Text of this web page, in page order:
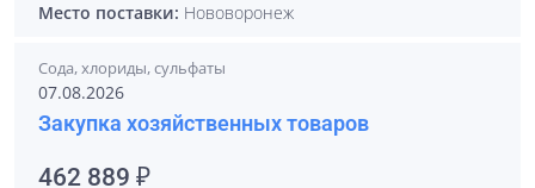
Место поставки: Нововоронеж
Сода, хлориды, сульфаты
07.08.2026
Закупка хозяйственных товаров
462 889 ₽